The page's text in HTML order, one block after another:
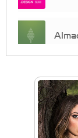
Arq.